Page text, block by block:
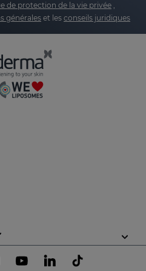
and itching: one of the
Sesderma products
soothing active
reduce the itching
which can lead to
essential ingredient for
protect the skin from
and healthy.
hydration:
for atopic-prone skin.
de protection de la vie privée ,
générales et les conseils juridiques